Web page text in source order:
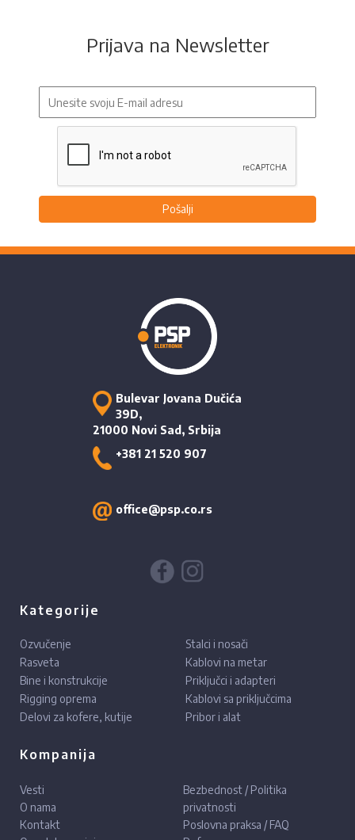
Prijava na Newsletter
Pošalji
Bulevar Jovana Dučića
39D,
21000 Novi Sad, Srbija
+381 21 520 907
office@psp.co.rs
Kategorije
Ozvučenje
Rasveta
Bine i konstrukcije
Rigging oprema
Delovi za kofere, kutije
Stalci i nosači
Kablovi na metar
Priključci i adapteri
Kablovi sa priključcima
Pribor i alat
Kompanija
Vesti
O nama
Kontakt
Bezbednost / Politika
privatnosti
Poslovna praksa / FAQ